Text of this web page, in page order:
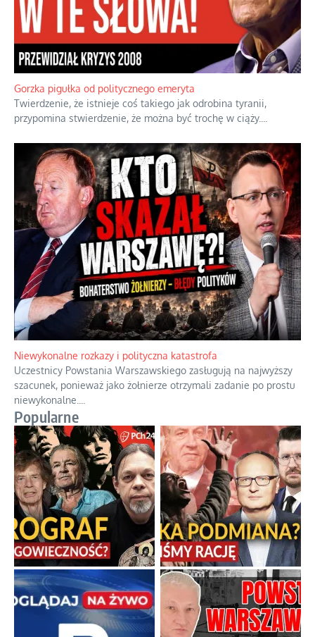
Gorzka pigułka od politycznego emeryta
Twierdzenie, że istnieje coś takiego jak odrobina tyranii,
przypomina stwierdzenie, że można być trochę w ciąży.
Niewykonalne rozkazy i polityczna katastrofa
Uczestnicy Powstania Warszawskiego zasługują na najwyższy
szacunek, ponieważ jako żołnierze otrzymali zadanie po prostu
niewykonalne.
Popularne